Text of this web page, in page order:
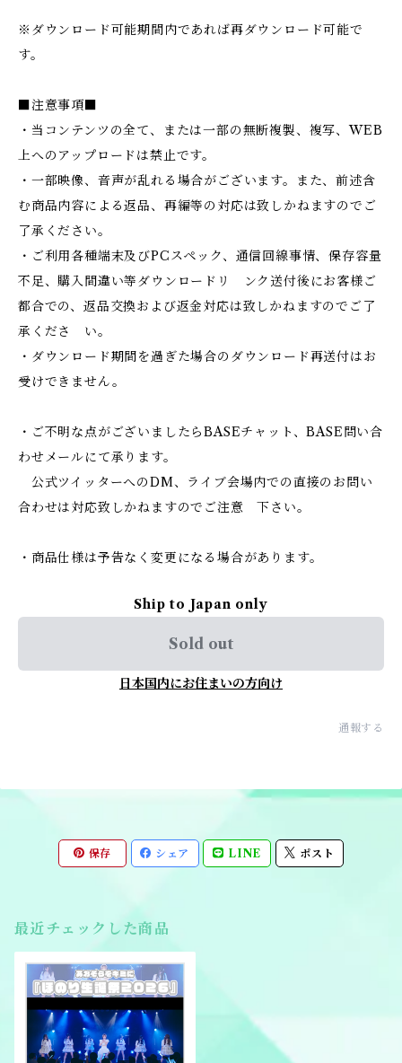
※ダウンロード可能期間内であれば再ダウンロード可能で
す。
■注意事項■
・当コンテンツの全て、または一部の無断複製、複写、WEB
上へのアップロードは禁止です。
・一部映像、音声が乱れる場合がございます。また、前述含
む商品内容による返品、再編等の対応は致しかねますのでご
了承ください。
・ご利用各種端末及びPCスペック、通信回線事情、保存容量
不足、購入間違い等ダウンロードリ ンク送付後にお客様ご
都合での、返品交換および返金対応は致しかねますのでご了
承くださ い。
・ダウンロード期間を過ぎた場合のダウンロード再送付はお
受けできません。
・ご不明な点がございましたらBASEチャット、BASE問い合
わせメールにて承ります。
公式ツイッターへのDM、ライブ会場内での直接のお問い
合わせは対応致しかねますのでご注意 下さい。
・商品仕様は予告なく変更になる場合があります。
Ship to Japan only
Sold out
日本国内にお住まいの方向け
通報する
保存 シェア LINE ポスト
最近チェックした商品